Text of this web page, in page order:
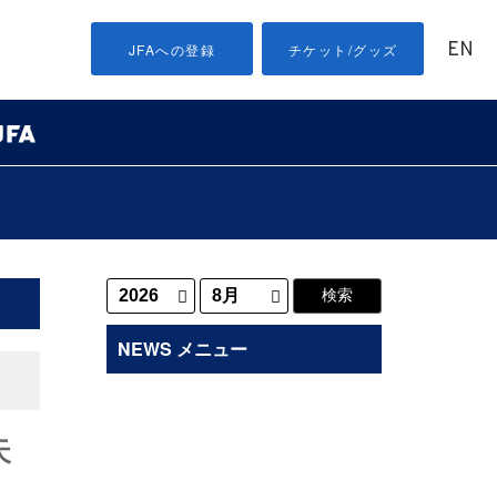
JFAへの登録 チケット/グッズ EN
NEWS メニュー